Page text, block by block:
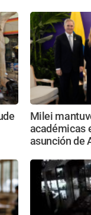
Milei
académicas
asunción de